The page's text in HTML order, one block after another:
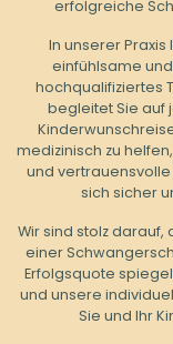
erfolgreiche
In unserer
einfühlsame
hochqualifiziertes
begleitet Sie auf
medizinisch zu
und
sich sicher
Wir sind stolz darauf,
einer
Erfolgsquote
und unsere
Sie und Ihr